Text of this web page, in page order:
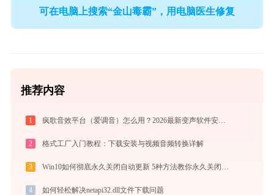
可在电脑上搜索“金山毒霸”，用电脑医生修复
推荐内容
1 疯歌音效平台（爱调音）怎么用？2026最新变声软件安装与使用全攻略
2 格式工厂入门教程：下载安装与视频音频转换详解
3
4 如何轻松解决netapi32.dll文件下载问题